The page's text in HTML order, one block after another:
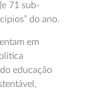
71 sub-
do ano.
em
educação